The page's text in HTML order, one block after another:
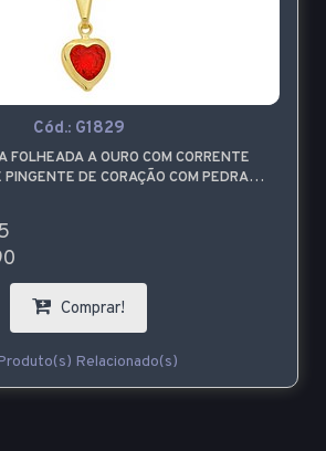
Cód.: G1829
FOLHEADA A OURO COM CORRENTE
DE CORAÇÃO COM PEDRA
Comprar!
Relacionado(s)